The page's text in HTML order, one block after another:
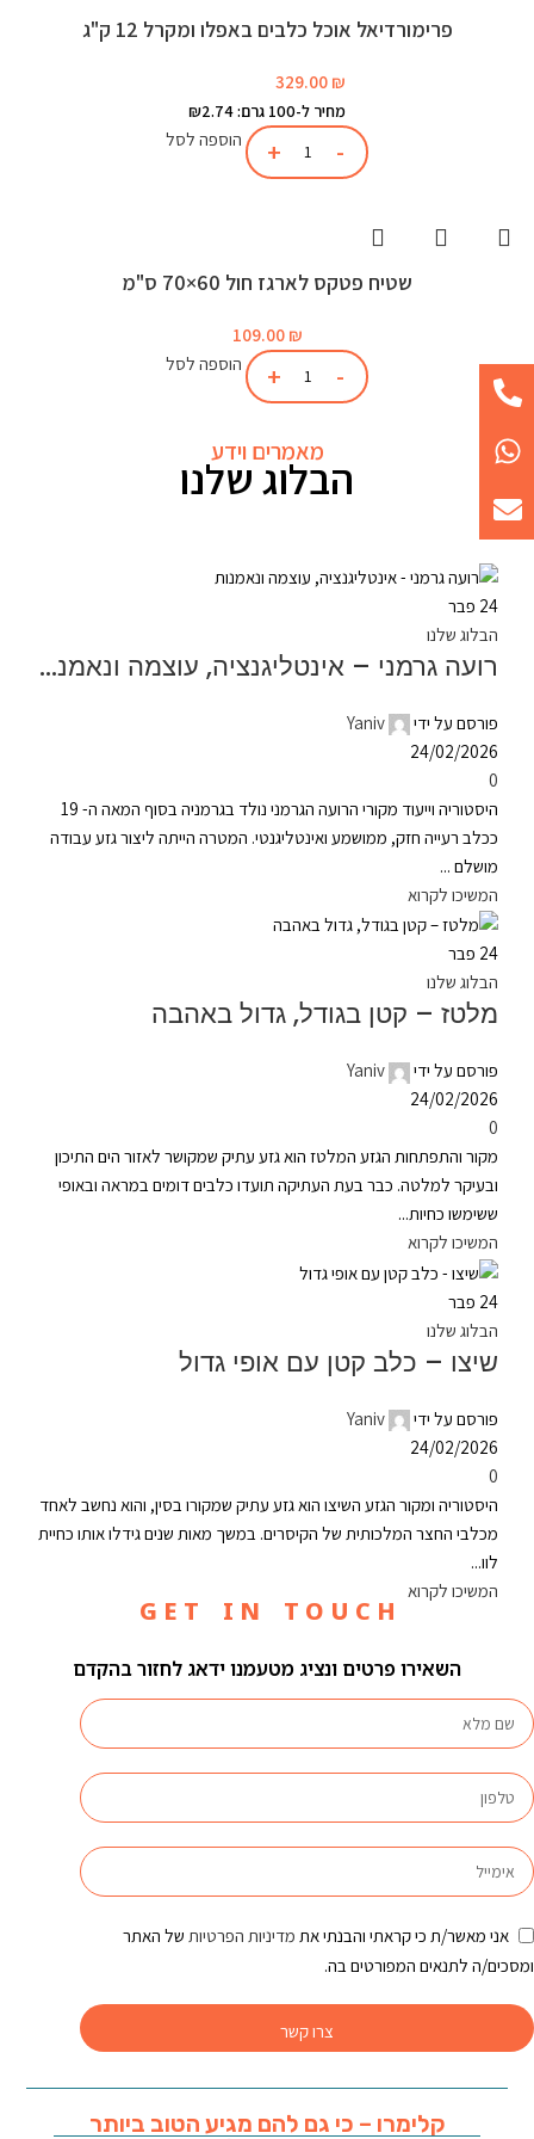
פרימורדיאל אוכל כלבים באפלו ומקרל 12 ק"ג
329.00 ₪
מחיר ל-100 גרם: ₪2.74
הוספה לסל
שטיח פטקס לארגז חול 60×70 ס"מ
109.00 ₪
הוספה לסל
מאמרים וידע
הבלוג שלנו
24 פבר
הבלוג שלנו
רועה גרמני – אינטליגנציה, עוצמה ונאמנות
פורסם על ידי
Yaniv
24/02/2026
0
היסטוריה וייעוד מקורי הרועה הגרמני נולד בגרמניה בסוף המאה ה- 19
ככלב רעייה חזק, ממושמע ואינטליגנטי. המטרה הייתה ליצור גזע עבודה
מושלם ...
המשיכו לקרוא
24 פבר
הבלוג שלנו
מלטז – קטן בגודל, גדול באהבה
פורסם על ידי
Yaniv
24/02/2026
0
מקור והתפתחות הגזע המלטז הוא גזע עתיק שמקושר לאזור הים התיכון
ובעיקר למלטה. כבר בעת העתיקה תועדו כלבים דומים במראה ובאופי
ששימשו כחיות...
המשיכו לקרוא
24 פבר
הבלוג שלנו
שיצו – כלב קטן עם אופי גדול
פורסם על ידי
Yaniv
24/02/2026
0
היסטוריה ומקור הגזע השיצו הוא גזע עתיק שמקורו בסין, והוא נחשב לאחד
מכלבי החצר המלכותית של הקיסרים. במשך מאות שנים גידלו אותו כחיית
לוו...
המשיכו לקרוא
G E T I N T O U C H
השאירו פרטים ונציג מטעמנו ידאג לחזור בהקדם
אני מאשר/ת כי קראתי והבנתי את מדיניות הפרטיות של האתר
ומסכים/ה לתנאים המפורטים בה.
צרו קשר
קלימרו – כי גם להם מגיע הטוב ביותר